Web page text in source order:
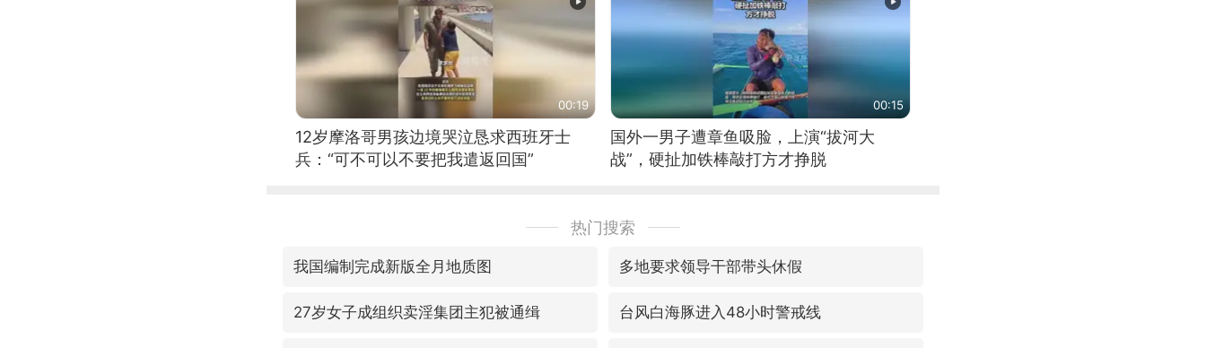
00:19
12岁摩洛哥男孩边境哭泣恳求西班牙士
兵：“可不可以不要把我遣返回国”
00:15
国外一男子遭章鱼吸脸，上演“拔河大
战”，硬扯加铁棒敲打方才挣脱
热门搜索
我国编制完成新版全月地质图 多地要求领导干部带头休假
27岁女子成组织卖淫集团主犯被通缉 台风白海豚进入48小时警戒线